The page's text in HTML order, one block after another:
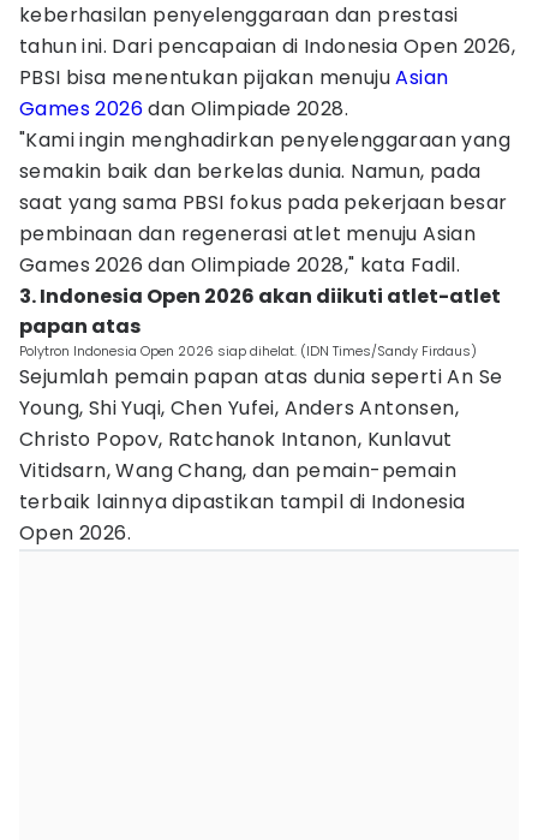
keberhasilan penyelenggaraan dan prestasi
tahun ini. Dari pencapaian di Indonesia Open 2026,
PBSI bisa menentukan pijakan menujuAsian
Games 2026dan Olimpiade 2028.
"Kami ingin menghadirkan penyelenggaraan yang
semakin baik dan berkelas dunia. Namun, pada
saat yang sama PBSI fokus pada pekerjaan besar
pembinaan dan regenerasi atlet menuju Asian
Games 2026 dan Olimpiade 2028," kata Fadil.
3. Indonesia Open 2026 akan diikuti atlet-atlet
papan atas
Polytron Indonesia Open 2026 siap dihelat. (IDN Times/Sandy Firdaus)
Sejumlah pemain papan atas dunia seperti An Se
Young, Shi Yuqi, Chen Yufei, Anders Antonsen,
Christo Popov, Ratchanok Intanon, Kunlavut
Vitidsarn, Wang Chang, dan pemain-pemain
terbaik lainnya dipastikan tampil di Indonesia
Open 2026.